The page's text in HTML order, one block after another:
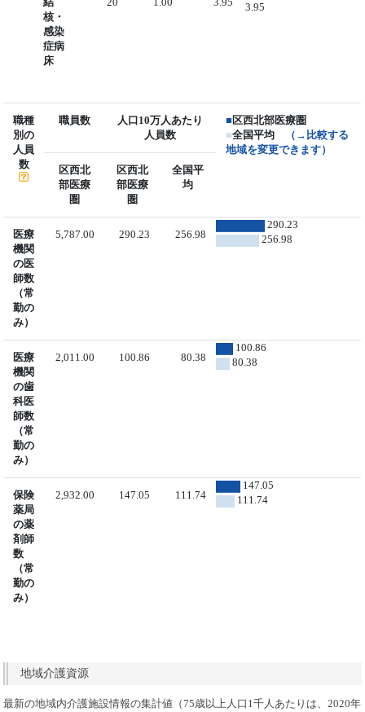
核・
感染
症病
床
3.95
職種
別の
人員
数
職員数
人口10万人あたり
人員数
■ 区西北部医療圏
■全国平均
（→比較する
地域を変更できます）
区西北
部医療
圏
区西北
部医療
圏
全国平
均
医療
機関
の医
師数
（常
勤の
み）
5,787.00 290.23 256.98
290.23
256.98
医療
機関
の歯
科医
師数
（常
勤の
み）
2,011.00 100.86 80.38
100.86
80.38
保険
薬局
の薬
剤師
数
（常
勤の
み）
2,932.00 147.05 111.74
147.05
111.74
地域介護資源
最新の地域内介護施設情報の集計値（75歳以上人口1千人あたりは、2020年